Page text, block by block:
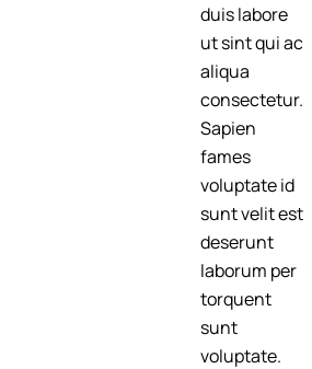
duis labore
ut sint qui ac
aliqua
consectetur.
Sapien
fames
voluptate id
sunt velit est
deserunt
laborum per
torquent
sunt
voluptate.